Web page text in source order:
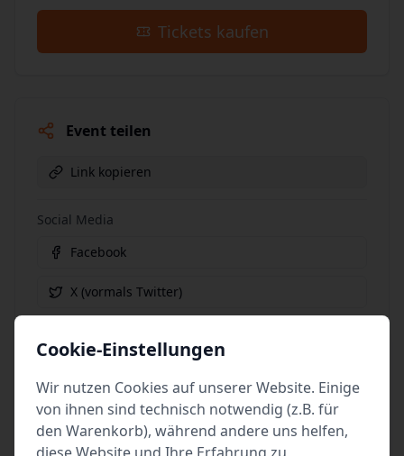
Tickets kaufen
Event teilen
Link kopieren
Social Media
Facebook
X (vormals Twitter)
Cookie-Einstellungen
Wir nutzen Cookies auf unserer Website. Einige
von ihnen sind technisch notwendig (z.B. für
den Warenkorb), während andere uns helfen,